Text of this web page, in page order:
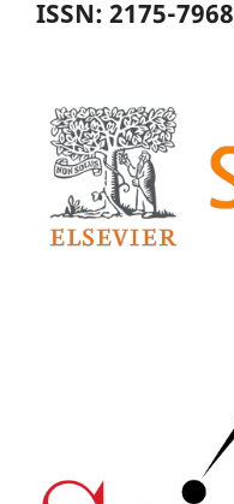
ISSN: 2175-7968